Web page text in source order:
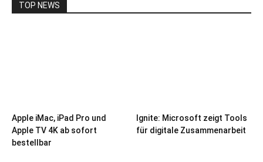
TOP NEWS
Apple iMac, iPad Pro und
Apple TV 4K ab sofort
bestellbar
Ignite: Microsoft zeigt Tools
für digitale Zusammenarbeit